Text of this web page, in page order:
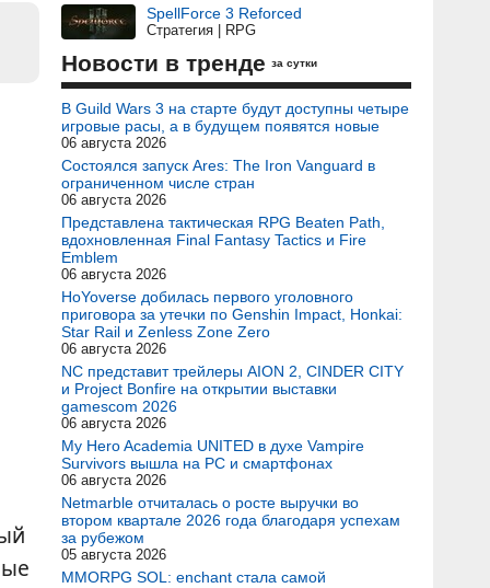
SpellForce 3 Reforced
Стратегия | RPG
Новости в тренде за сутки
В Guild Wars 3 на старте будут доступны четыре
игровые расы, а в будущем появятся новые
06 августа 2026
Состоялся запуск Ares: The Iron Vanguard в
ограниченном числе стран
06 августа 2026
Представлена тактическая RPG Beaten Path,
вдохновленная Final Fantasy Tactics и Fire
Emblem
06 августа 2026
HoYoverse добилась первого уголовного
приговора за утечки по Genshin Impact, Honkai:
Star Rail и Zenless Zone Zero
06 августа 2026
NC представит трейлеры AION 2, CINDER CITY
и Project Bonfire на открытии выставки
gamescom 2026
06 августа 2026
My Hero Academia UNITED в духе Vampire
Survivors вышла на PC и смартфонах
06 августа 2026
Netmarble отчиталась о росте выручки во
втором квартале 2026 года благодаря успехам
за рубежом
05 августа 2026
MMORPG SOL: enchant стала самой